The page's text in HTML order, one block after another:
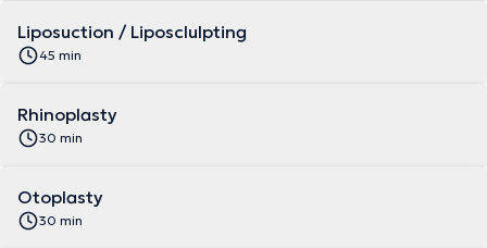
Liposuction / Liposclulpting
45 min
Rhinoplasty
30 min
Otoplasty
30 min